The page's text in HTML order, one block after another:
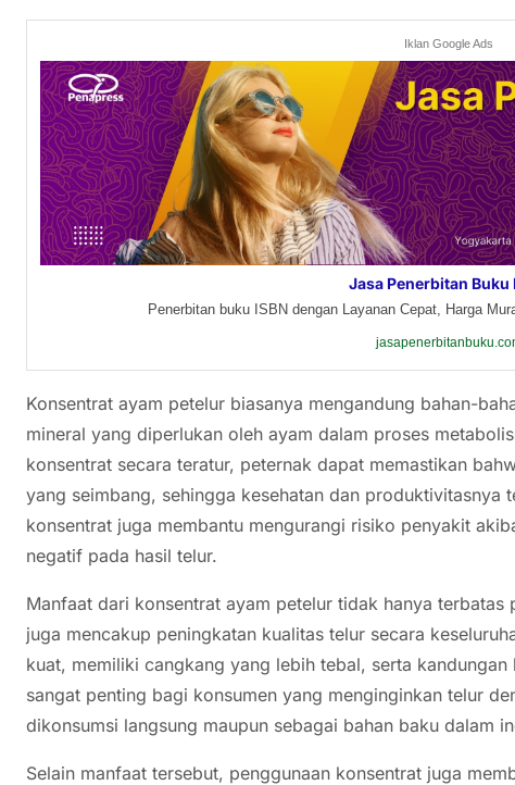
Iklan Google Ads
Jasa Penerbitan Buku
Penerbitan buku ISBN dengan Layanan Cepat, Harga
Konsentrat ayam petelur biasanya mengandung bahan-
mineral yang diperlukan oleh ayam dalam proses
konsentrat secara teratur, peternak dapat memastikan
yang seimbang, sehingga kesehatan dan produktivitasnya
konsentrat juga membantu mengurangi risiko penyakit
negatif pada hasil telur.
Manfaat dari konsentrat ayam petelur tidak hanya
juga mencakup peningkatan kualitas telur secara
kuat, memiliki cangkang yang lebih tebal, serta
sangat penting bagi konsumen yang menginginkan telur
dikonsumsi langsung maupun sebagai bahan baku dalam
Selain manfaat tersebut, penggunaan konsentrat juga